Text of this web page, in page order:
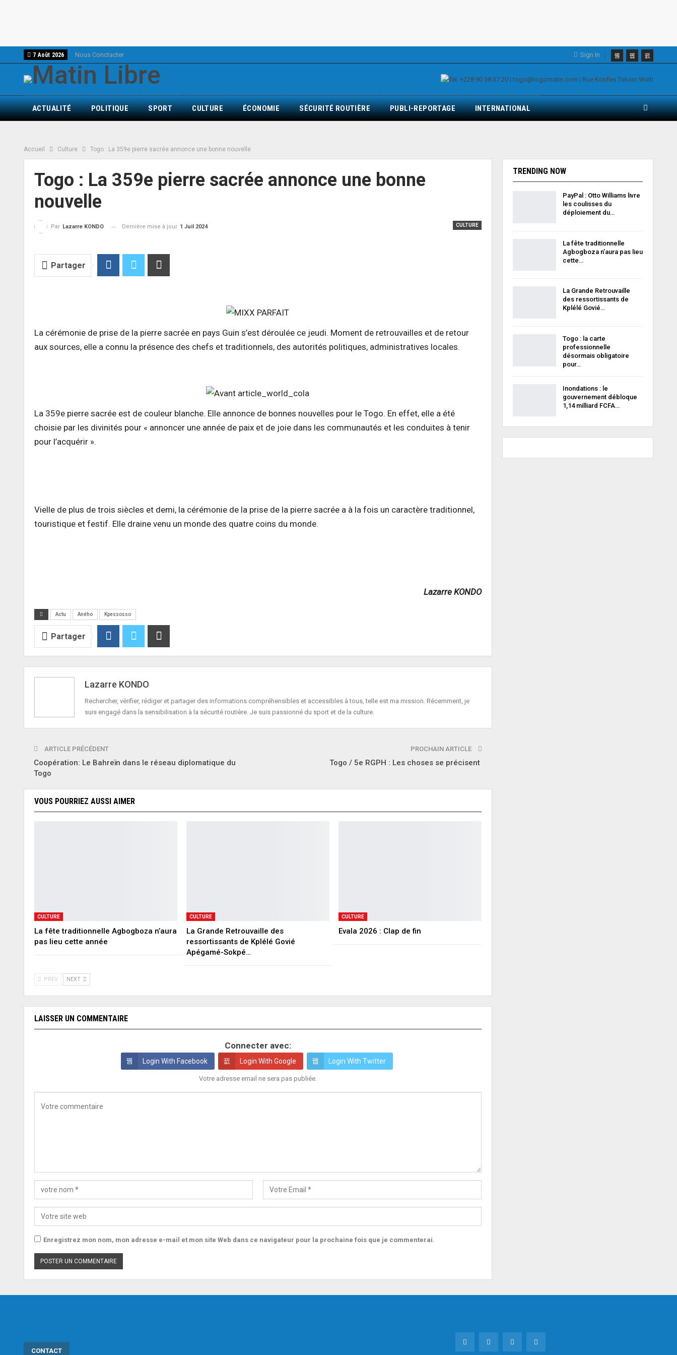
Sign In
7 Août 2026 Nous Conctacter
ACTUALITÉ POLITIQUE SPORT CULTURE ÉCONOMIE SÉCURITÉ ROUTIÈRE PUBLI-REPORTAGE INTERNATIONAL
Accueil Culture Togo : La 359e pierre sacrée annonce une bonne nouvelle
Togo : La 359e pierre sacrée annonce une bonne
nouvelle
CULTURE
Par Lazarre KONDO Dernière mise à jour 1 Juil 2024
Partager
La cérémonie de prise de la pierre sacrée en pays Guin s’est déroulée ce jeudi. Moment de retrouvailles et de retour
aux sources, elle a connu la présence des chefs et traditionnels, des autorités politiques, administratives locales.
La 359e pierre sacrée est de couleur blanche. Elle annonce de bonnes nouvelles pour le Togo. En effet, elle a été
choisie par les divinités pour « annoncer une année de paix et de joie dans les communautés et les conduites à tenir
pour l’acquérir ».
Vielle de plus de trois siècles et demi, la cérémonie de la prise de la pierre sacrée a à la fois un caractère traditionnel,
touristique et festif. Elle draine venu un monde des quatre coins du monde.
Lazarre KONDO
Actu Aného Kpessosso
Partager
Lazarre KONDO
Rechercher, vérifier, rédiger et partager des informations compréhensibles et accessibles à tous, telle est ma mission. Récemment, je
suis engagé dans la sensibilisation à la sécurité routière. Je suis passionné du sport et de la culture.
ARTICLE PRÉCÉDENT
Coopération: Le Bahreïn dans le réseau diplomatique du
Togo
PROCHAIN ARTICLE
Togo / 5e RGPH : Les choses se précisent
VOUS POURRIEZ AUSSI AIMER
CULTURE
La fête traditionnelle Agbogboza n’aura
pas lieu cette année
CULTURE
La Grande Retrouvaille des
ressortissants de Kplélé Govié
Apégamé-Sokpé…
CULTURE
Evala 2026 : Clap de fin
PREV NEXT
LAISSER UN COMMENTAIRE
Connecter avec:
Login With Facebook Login With Google Login With Twitter
Votre adresse email ne sera pas publiée.
Enregistrez mon nom, mon adresse e-mail et mon site Web dans ce navigateur pour la prochaine fois que je commenterai.
TRENDING NOW
PayPal : Otto Williams livre
les coulisses du
déploiement du…
La fête traditionnelle
Agbogboza n’aura pas lieu
cette…
La Grande Retrouvaille
des ressortissants de
Kplélé Govié…
Togo : la carte
professionnelle
désormais obligatoire
pour…
Inondations : le
gouvernement débloque
1,14 milliard FCFA…
CONTACT